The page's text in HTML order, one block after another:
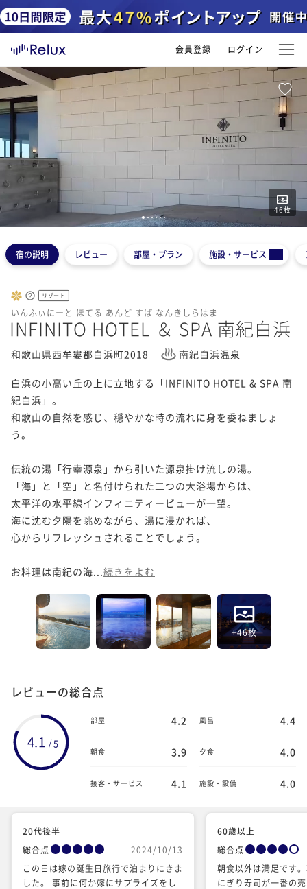
会員登録 ログイン
46枚
123456
宿の説明 レビュー 部屋・プラン 施設・サービス
リゾート
いんふぃにーと ほてる あんど すぱ なんきしらはま
INFINITO HOTEL ＆ SPA 南紀白浜
和歌山県西牟婁郡白浜町2018 南紀白浜温泉
白浜の小高い丘の上に立地する「INFINITO HOTEL & SPA 南
紀白浜」。
和歌山の自然を感じ、穏やかな時の流れに身を委ねましょ
う。
伝統の湯「行幸源泉」から引いた源泉掛け流しの湯。
「海」と「空」と名付けられた二つの大浴場からは、
太平洋の水平線インフィニティービューが一望。
海に沈む夕陽を眺めながら、湯に浸かれば、
心からリフレッシュされることでしょう。
お料理は南紀の海... 続きをよむ
+46枚
レビューの総合点
4.1 / 5
部屋 4.2 風呂 4.4
朝食 3.9 夕食 4.0
接客・サービス 4.1 施設・設備 4.0
20代後半
総合点
2024/10/13
この日は嫁の誕生日旅行で泊まりにきま
した。 事前に何か嫁にサプライズをし
60歳以上
総合点
朝食以外は満足です
にぎり寿司が一番の